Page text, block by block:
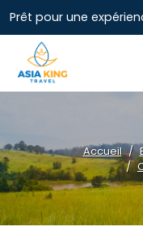
Prêt pour une
Accueil